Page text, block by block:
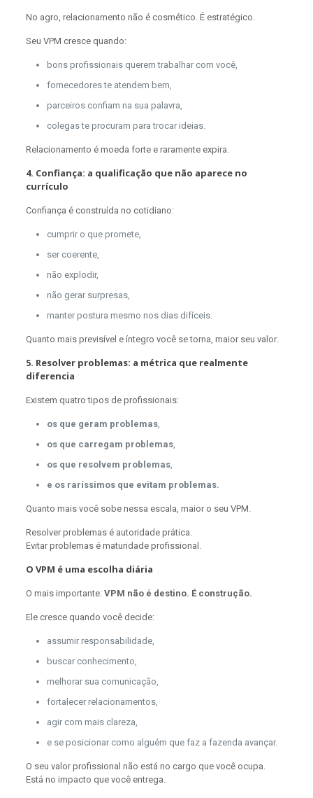
No agro, relacionamento não é cosmético. É estratégico.
Seu VPM cresce quando:
bons profissionais querem trabalhar com você,
fornecedores te atendem bem,
parceiros confiam na sua palavra,
colegas te procuram para trocar ideias.
Relacionamento é moeda forte e raramente expira.
4. Confiança: a qualificação que não aparece no
currículo
Confiança é construída no cotidiano:
cumprir o que promete,
ser coerente,
não explodir,
não gerar surpresas,
manter postura mesmo nos dias difíceis.
Quanto mais previsível e íntegro você se torna, maior seu valor.
5. Resolver problemas: a métrica que realmente
diferencia
Existem quatro tipos de profissionais:
os que geram problemas,
os que carregam problemas,
os que resolvem problemas,
e os raríssimos que evitam problemas.
Quanto mais você sobe nessa escala, maior o seu VPM.
Resolver problemas é autoridade prática.
Evitar problemas é maturidade profissional.
O VPM é uma escolha diária
O mais importante: VPM não é destino. É construção.
Ele cresce quando você decide:
assumir responsabilidade,
buscar conhecimento,
melhorar sua comunicação,
fortalecer relacionamentos,
agir com mais clareza,
e se posicionar como alguém que faz a fazenda avançar.
O seu valor profissional não está no cargo que você ocupa.
Está no impacto que você entrega.